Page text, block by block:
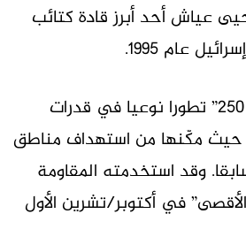
عياش أحد أبرز قادة كتائب
عام 1995.
ويُعد صاروخ “عياش 250” تطورا نوعيا في قدرات
حيث مكّنها من استهداف مناطق
وقد استخدمته المقاومة
في أكتوبر/تشرين الأول